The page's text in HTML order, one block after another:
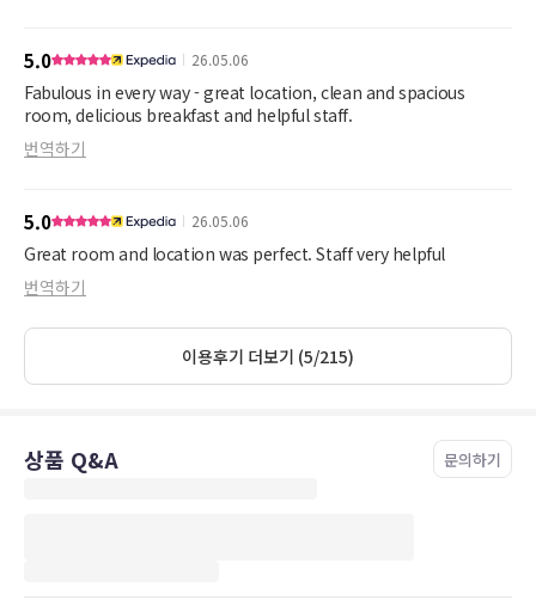
5.0 26.05.06
Fabulous in every way - great location, clean and spacious
room, delicious breakfast and helpful staff.
번역하기
5.0 26.05.06
Great room and location was perfect. Staff very helpful
번역하기
이용후기 더보기 (5/215)
상품 Q&A 문의하기